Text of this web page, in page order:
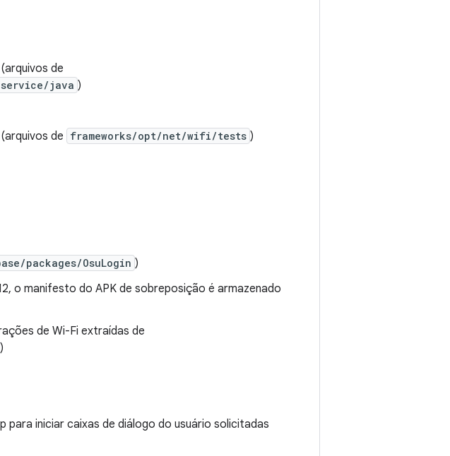
(arquivos de
java )
(arquivos de frameworks/opt/net/wifi/tests )
packages/OsuLogin )
o manifesto do APK de sobreposição é armazenado
de Wi-Fi extraídas de
)
para iniciar caixas de diálogo do usuário solicitadas